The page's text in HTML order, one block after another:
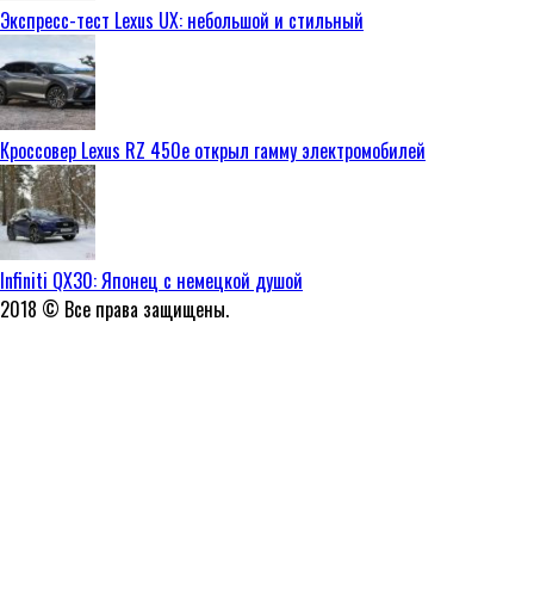
Экспресс-тест Lexus UX: небольшой и стильный
Кроссовер Lexus RZ 450e открыл гамму электромобилей
Infiniti QX30: Японец с немецкой душой
2018 © Все права защищены.